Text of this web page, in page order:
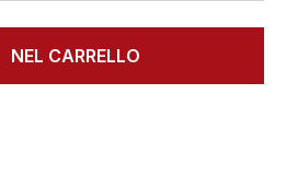
la quantità
NEL CARRELLO